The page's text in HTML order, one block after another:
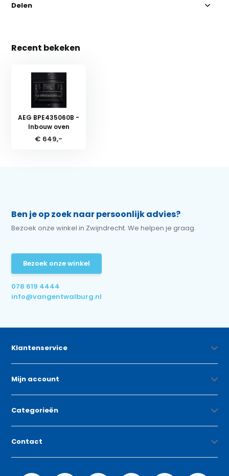
Delen
Recent bekeken
AEG BPE435060B -
Inbouw oven
€ 649,-
Ben je op zoek naar persoonlijk advies?
Bezoek onze winkel in Zwijndrecht. We helpen je graag.
Bezoek onze winkel
078 619 4444
info@vangentwalburg.nl
Klantenservice
Mijn account
Categorieën
Contact